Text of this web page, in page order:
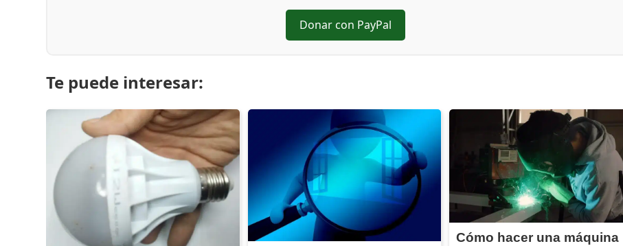
Donar con PayPal
Te puede interesar:
Cómo hacer una máquina